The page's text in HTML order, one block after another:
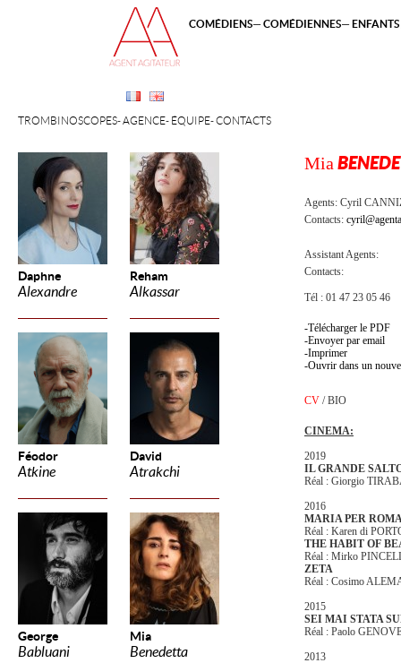
Daphne
Alexandre
Reham
Alkassar
Féodor
Atkine
David
Atrakchi
George
Babluani
Mia
Benedetta
TROMBINOSCOPES AGENCE ÉQUIPE CONTACTS
COMÉDIENS COMÉDIENNES
Mia
Agents: Cyril
Contacts:
Assistant Agents:
Contacts:
Tél : 01 47 23 05 46
Télécharger le PDF
Envoyer par email
Imprimer
Ouvrir dans un
CV /BIO
CINEMA:
2019
IL GRANDE
Réal : Giorgio
2016
MARIA PER
Réal : Karen di
THE HABIT OF
Réal : Mirko
ZETA
Réal : Cosimo
2015
SEI MAI STATA
Réal : Paolo
2013